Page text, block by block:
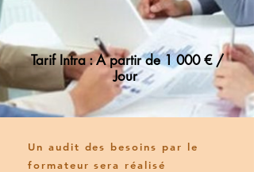
Tarif Intra : A partir de 1 000 € /
Jour
Un audit des besoins par le
formateur sera réalisé